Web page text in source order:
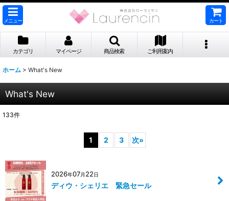
メニュー カート
カテゴリ マイページ 商品検索 ご利用案内
ホーム > What's New
What's New
133件
1 2 3 次»
2026年07月 22日
ディウ・シェリエ 緊急セール